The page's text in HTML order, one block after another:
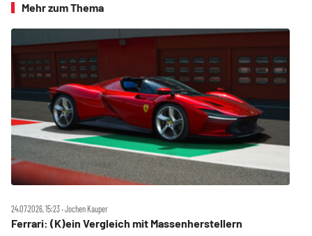
Mehr zum Thema
24.07.2026, 15:23 ‧ Jochen Kauper
Ferrari: (K)ein Vergleich mit Massenherstellern